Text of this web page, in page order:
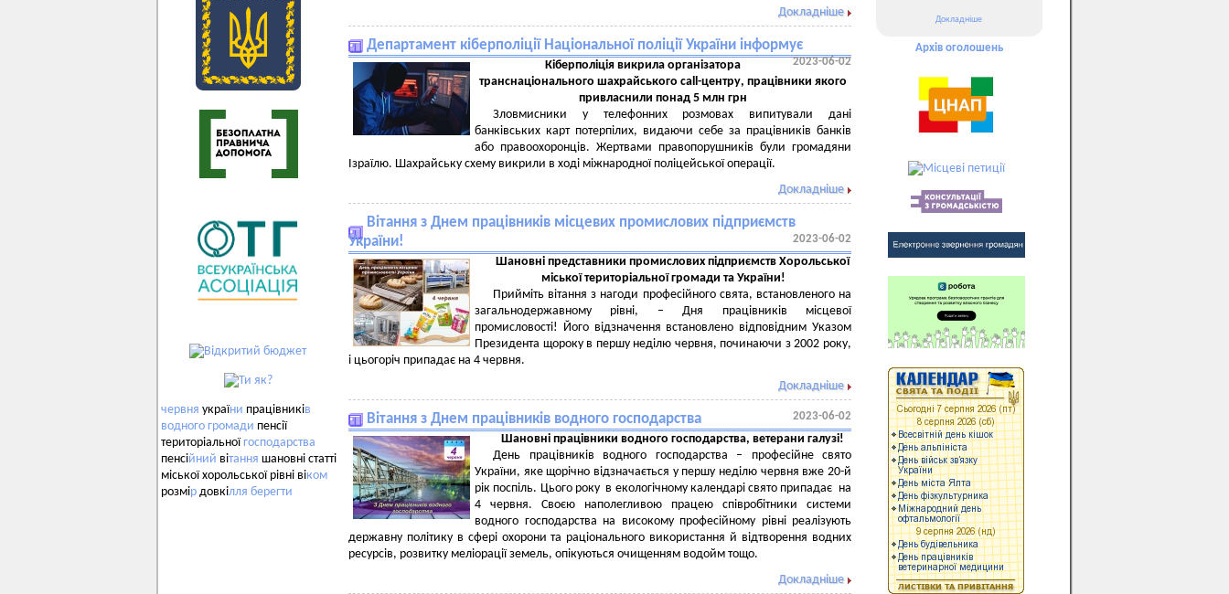
червня україни працівників
водного громади пенсії
територіальноїгосподарства
пенсійний вітання шановні статті
міської хорольської рівні віком
розмір довкілля берегти
Докладніше
Департамент кіберполіції Національної поліції України інформує
2023-06-02
Кіберполіція викрила організатора
транснаціонального шахрайського call-центру, працівники якого
привласнили понад 5 млн грн
Зловмисники у телефонних розмовах випитували дані
банківських карт потерпілих, видаючи себе за працівників банків
або правоохоронців. Жертвами правопорушників були громадяни
Ізраїлю. Шахрайську схему викрили в ході міжнародної поліцейської операції.
Докладніше
Вітання з Днем працівників місцевих промислових підприємств
України!
2023-06-02
Шановні представники промислових підприємств Хорольської
міської територіальної громади та України!
Прийміть вітання з нагоди професійного свята, встановленого на
загальнодержавному рівні, – Дня працівників місцевої
промисловості! Його відзначення встановлено відповідним Указом
Президента щороку в першу неділю червня, починаючи з 2002 року,
і цьогоріч припадає на 4 червня.
Докладніше
Вітання з Днем працівників водного господарства 2023-06-02
Шановні працівники водного господарства, ветерани галузі!
День працівників водного господарства – професійне свято
України, яке щорічно відзначається у першу неділю червня вже 20-й
рік поспіль. Цього року в екологічному календарі свято припадає на
4 червня. Своєю наполегливою працею співробітники системи
водного господарства на високому професійному рівні реалізують
державну політику в сфері охорони та раціонального використання й відтворення водних
ресурсів, розвитку меліорації земель, опікуються очищенням водойм тощо.
Докладніше
Докладніше
Архів оголошень